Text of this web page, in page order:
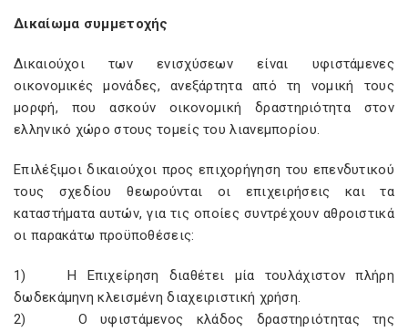
Δικαίωμα συμμετοχής
Δικαιούχοι των ενισχύσεων είναι υφιστάμενες
οικονομικές μονάδες, ανεξάρτητα από τη νομική τους
μορφή, που ασκούν οικονομική δραστηριότητα στον
ελληνικό χώρο στους τομείς του λιανεμπορίου.
Επιλέξιμοι δικαιούχοι προς επιχορήγηση του επενδυτικού
τους σχεδίου θεωρούνται οι επιχειρήσεις και τα
καταστήματα αυτών, για τις οποίες συντρέχουν αθροιστικά
οι παρακάτω προϋποθέσεις:
1) Η Επιχείρηση διαθέτει μία τουλάχιστον πλήρη
δωδεκάμηνη κλεισμένη διαχειριστική χρήση.
2) Ο υφιστάμενος κλάδος δραστηριότητας της